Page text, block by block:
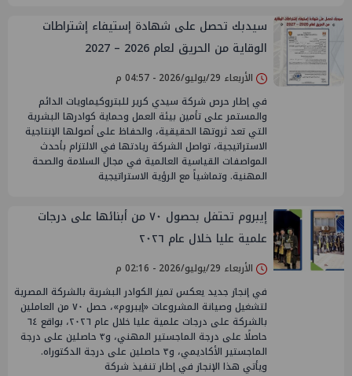
سيدبك تحصل على شهادة إستيفاء إشتراطات
الوقاية من الحريق لعام 2026 – 2027
الأربعاء 29/يوليو/2026 - 04:57 م
في إطار حرص شركة سيدي كرير للبتروكيماويات الدائم
والمستمر على تأمين بيئة العمل وحماية كوادرها البشرية
التي تعد ثروتها الحقيقية، والحفاظ على أصولها الإنتاجية
الاستراتيجية، تواصل الشركة ريادتها في الالتزام بأحدث
المواصفات القياسية العالمية في مجال السلامة والصحة
المهنية. وتماشياً مع الرؤية الاستراتيجية
إيبروم تحتفل بحصول ٧٠ من أبنائها على درجات
علمية عليا خلال عام ٢٠٢٦
الأربعاء 29/يوليو/2026 - 02:16 م
في إنجاز جديد يعكس تميز الكوادر البشرية بالشركة المصرية
لتشغيل وصيانة المشروعات «إيبروم»، حصل ٧٠ من العاملين
بالشركة على درجات علمية عليا خلال عام ٢٠٢٦، بواقع ٦٤
حاصلًا على درجة الماجستير المهني، و٣ حاصلين على درجة
الماجستير الأكاديمي، و٣ حاصلين على درجة الدكتوراه.
ويأتي هذا الإنجاز في إطار تنفيذ شركة